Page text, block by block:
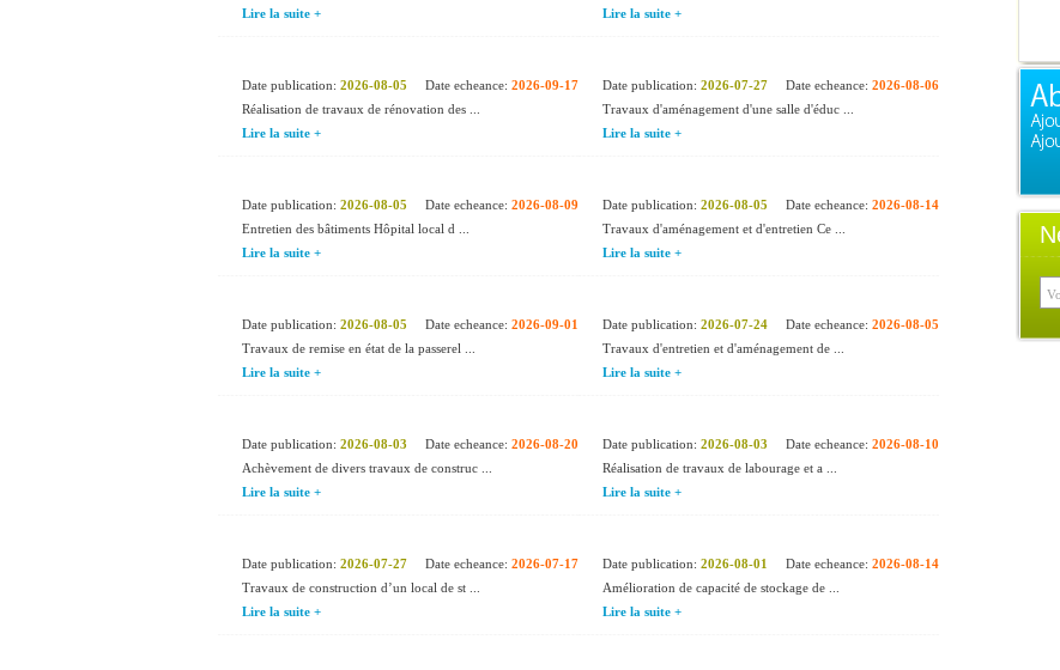
Lire la suite +
Lire la suite +
Date publication: 2026-08-05 Date echeance: 2026-09-17
Réalisation de travaux de rénovation des ...
Lire la suite +
Date publication: 2026-07-27 Date echeance: 2026-08-06
Travaux d'aménagement d'une salle d'éduc ...
Lire la suite +
Date publication: 2026-08-05 Date echeance: 2026-08-09
Entretien des bâtiments Hôpital local d ...
Lire la suite +
Date publication: 2026-08-05 Date echeance: 2026-08-14
Travaux d'aménagement et d'entretien Ce ...
Lire la suite +
Date publication: 2026-08-05 Date echeance: 2026-09-01
Travaux de remise en état de la passerel ...
Lire la suite +
Date publication: 2026-07-24 Date echeance: 2026-08-05
Travaux d'entretien et d'aménagement de ...
Lire la suite +
Date publication: 2026-08-03 Date echeance: 2026-08-20
Achèvement de divers travaux de construc ...
Lire la suite +
Date publication: 2026-08-03 Date echeance: 2026-08-10
Réalisation de travaux de labourage et a ...
Lire la suite +
Date publication: 2026-07-27 Date echeance: 2026-07-17
Travaux de construction d’un local de st ...
Lire la suite +
Date publication: 2026-08-01 Date echeance: 2026-08-14
Amélioration de capacité de stockage de ...
Lire la suite +